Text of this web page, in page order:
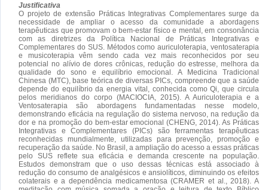
Justificativa
O projeto de extensão Práticas Integrativas Complementares surge da
necessidade de ampliar o acesso da comunidade a abordagens
terapêuticas que promovam o bem-estar físico e mental, em consonância
com as diretrizes da Política Nacional de Práticas Integrativas e
Complementares do SUS. Métodos como auriculoterapia, ventosaterapia
e musicoterapia vêm sendo cada vez mais reconhecidos por seu
potencial no alívio de dores crônicas, redução do estresse, melhora da
qualidade do sono e equilíbrio emocional. A Medicina Tradicional
Chinesa (MTC), base teórica de diversas PICs, compreende que a saúde
depende do equilíbrio da energia vital, conhecida como Qi, que circula
pelos meridianos do corpo (MACIOCIA, 2015). A Auriculoterapia e a
Ventosaterapia são abordagens fundamentadas nesse modelo,
demonstrando eficácia na regulação do sistema nervoso, na redução da
dor e na promoção do bem-estar emocional (CHENG, 2014). As Práticas
Integrativas e Complementares (PICs) são ferramentas terapêuticas
reconhecidas mundialmente, utilizadas para prevenção, promoção e
recuperação da saúde. No Brasil, a ampliação do acesso a essas práticas
pelo SUS reflete sua eficácia e demanda crescente na população.
Estudos demonstram que o uso dessas técnicas está associado à
redução do consumo de analgésicos e ansiolíticos, diminuindo os efeitos
colaterais e a dependência medicamentosa (CRAMER et al., 2018). A